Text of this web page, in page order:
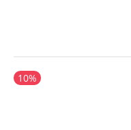
10%